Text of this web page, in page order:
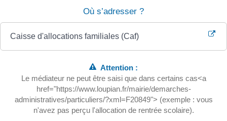
Où s’adresser ?
Caisse d'allocations familiales (Caf)
Attention :
Le médiateur ne peut être saisi que dans certains cas<a
href="https://www.loupian.fr/mairie/demarches-
administratives/particuliers/?xml=F20849"> (exemple : vous
n'avez pas perçu l'allocation de rentrée scolaire).